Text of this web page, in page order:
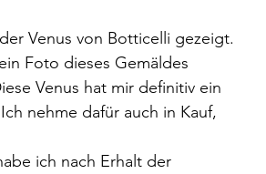
Venus von Botticelli gezeigt.
Foto dieses Gemäldes
Venus hat mir definitiv ein
nehme dafür auch in Kauf,
ich nach Erhalt der